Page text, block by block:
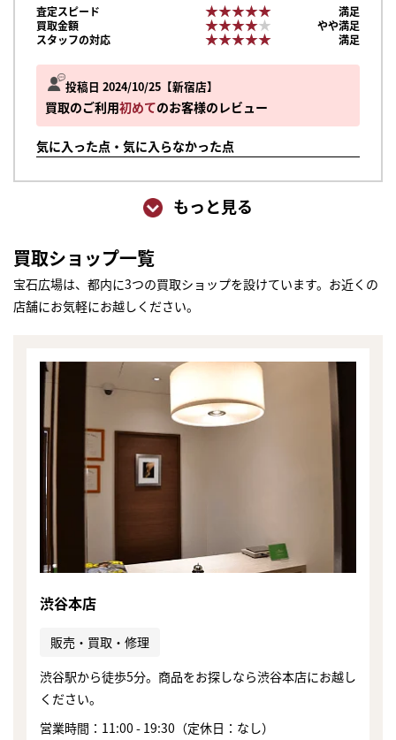
投稿日 2024/10/25 新宿店
買取のご利用初めてのお客様のレビュー
気に入った点・気に入らなかった点
査定スピード ★★★★★
★★★★★
満足
買取金額
★★★★★
★★★★★
やや満足
スタッフの対応
★★★★★
★★★★★ 満足
もっと見る
買取ショップ一覧
宝石広場は、都内に3つの買取ショップを設けています。お近くの
店舗にお気軽にお越しください。
渋谷本店
販売・買取・修理
渋谷駅から徒歩5分。商品をお探しなら渋谷本店にお越し
ください。
営業時間：11:00 - 19:30（定休日：なし）